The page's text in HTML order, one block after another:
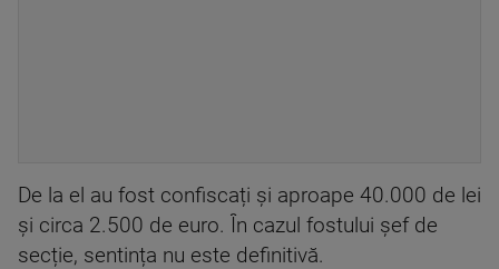
De la el au fost confiscați și aproape 40.000 de lei
și circa 2.500 de euro. În cazul fostului șef de
secție, sentința nu este definitivă.